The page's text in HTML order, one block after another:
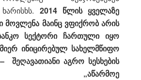
2014 წლის ყველაზე
მოვლენა მაინც ვფიქრობ არის
სექტორი ჩართული იყო
ინიცირებულ სახელმწიფო
შეღავათიანი აგრო სესხების
„აწარმოე